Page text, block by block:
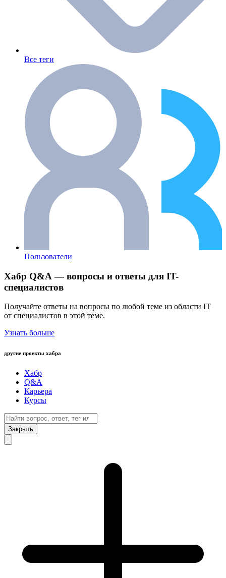
Все теги
Пользователи
Хабр Q&A — вопросы и ответы для IT-
специалистов
Получайте ответы на вопросы по любой теме из области IT
от специалистов в этой теме.
Узнать больше
другие проекты хабра
Хабр
Q&A
Карьера
Курсы
Закрыть